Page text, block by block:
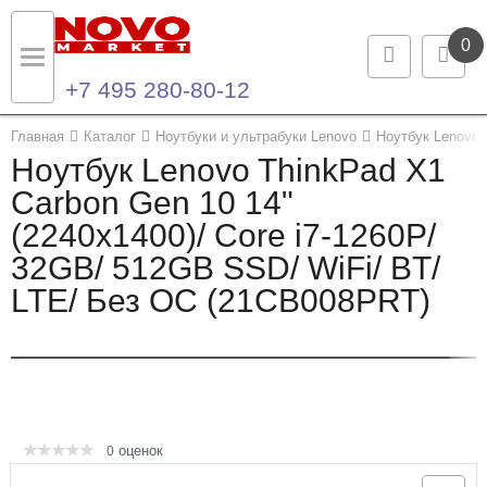
0
+7 495 280-80-12
Главная Каталог Ноутбуки и ультрабуки Lenovo Ноутбук Lenovo
Ноутбук Lenovo ThinkPad X1
Carbon Gen 10 14"
(2240x1400)/ Core i7-1260P/
32GB/ 512GB SSD/ WiFi/ BT/
LTE/ Без ОС (21CB008PRT)
0 оценок
Назад
Каталог продукции
Ноутбуки и ультрабуки
Компьютеры
Назад
Контакты
Контактная информация